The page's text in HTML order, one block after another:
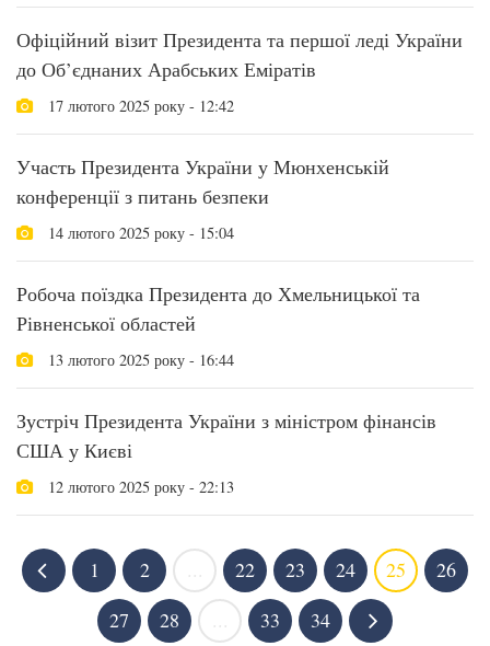
Офіційний візит Президента та першої леді України
до Об’єднаних Арабських Еміратів
17 лютого 2025 року - 12:42
Участь Президента України у Мюнхенській
конференції з питань безпеки
14 лютого 2025 року - 15:04
Робоча поїздка Президента до Хмельницької та
Рівненської областей
13 лютого 2025 року - 16:44
Зустріч Президента України з міністром фінансів
США у Києві
12 лютого 2025 року - 22:13
1 2 22 23 24 25
26
27
28 33 34